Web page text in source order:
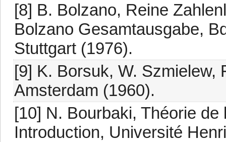
[8] B. Bolzano, Reine
Bolzano Gesamtausgabe,
Stuttgart (1976).
[9] K. Borsuk, W. Szmielew,
Amsterdam (1960).
[10] N. Bourbaki, Théorie
Introduction, Université